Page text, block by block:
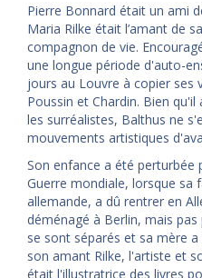
Pierre Bonnard était un ami
Maria Rilke était l’amant de
compagnon de vie.
une longue période d'auto-
jours au Louvre à copier ses
Poussin et Chardin. Bien
les surréalistes, Balthus ne
mouvements artistiques
Son enfance a été perturbée
Guerre mondiale, lorsque sa
allemande, a dû rentrer en
déménagé à Berlin, mais
se sont séparés et sa mère
son amant Rilke, l'artiste et
était l'illustratrice des livres